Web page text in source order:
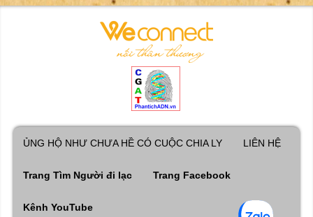
ỦNG HỘ NHƯ CHƯA HỀ CÓ CUỘC CHIA LY LIÊN HỆ
Trang Tìm Người đi lạc Trang Facebook
Kênh YouTube